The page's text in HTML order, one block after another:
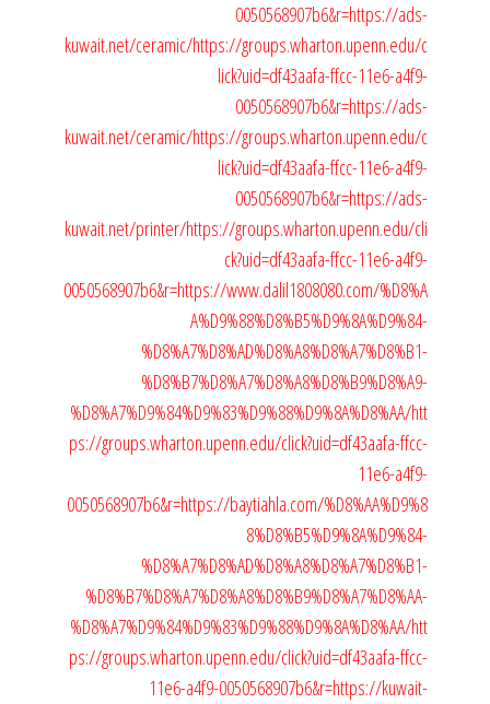
0050568907b6&r=https://ads-
kuwait.net/ceramic/https://groups.wharton.upenn.edu/c
lick?uid=df43aafa-ffcc-11e6-a4f9-
0050568907b6&r=https://ads-
kuwait.net/ceramic/https://groups.wharton.upenn.edu/c
lick?uid=df43aafa-ffcc-11e6-a4f9-
0050568907b6&r=https://ads-
kuwait.net/printer/https://groups.wharton.upenn.edu/cli
ck?uid=df43aafa-ffcc-11e6-a4f9-
0050568907b6&r=https://www.dalil1808080.com/%D8%A
A%D9%88%D8%B5%D9%8A%D9%84-
%D8%A7%D8%AD%D8%A8%D8%A7%D8%B1-
%D8%B7%D8%A7%D8%A8%D8%B9%D8%A9-
%D8%A7%D9%84%D9%83%D9%88%D9%8A%D8%AA/htt
ps://groups.wharton.upenn.edu/click?uid=df43aafa-ffcc-
11e6-a4f9-
0050568907b6&r=https://baytiahla.com/%D8%AA%D9%8
8%D8%B5%D9%8A%D9%84-
%D8%A7%D8%AD%D8%A8%D8%A7%D8%B1-
%D8%B7%D8%A7%D8%A8%D8%B9%D8%A7%D8%AA-
%D8%A7%D9%84%D9%83%D9%88%D9%8A%D8%AA/htt
ps://groups.wharton.upenn.edu/click?uid=df43aafa-ffcc-
11e6-a4f9-0050568907b6&r=https://kuwait-